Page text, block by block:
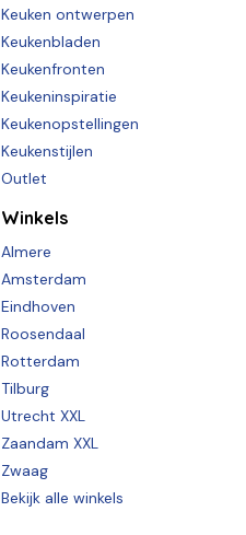
Keuken ontwerpen
Keukenbladen
Keukenfronten
Keukeninspiratie
Keukenopstellingen
Keukenstijlen
Outlet
Winkels
Almere
Amsterdam
Eindhoven
Roosendaal
Rotterdam
Tilburg
Utrecht XXL
Zaandam XXL
Zwaag
Bekijk alle winkels